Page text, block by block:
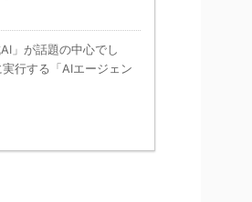
」が話題の中心でし
行する「AIエージェン